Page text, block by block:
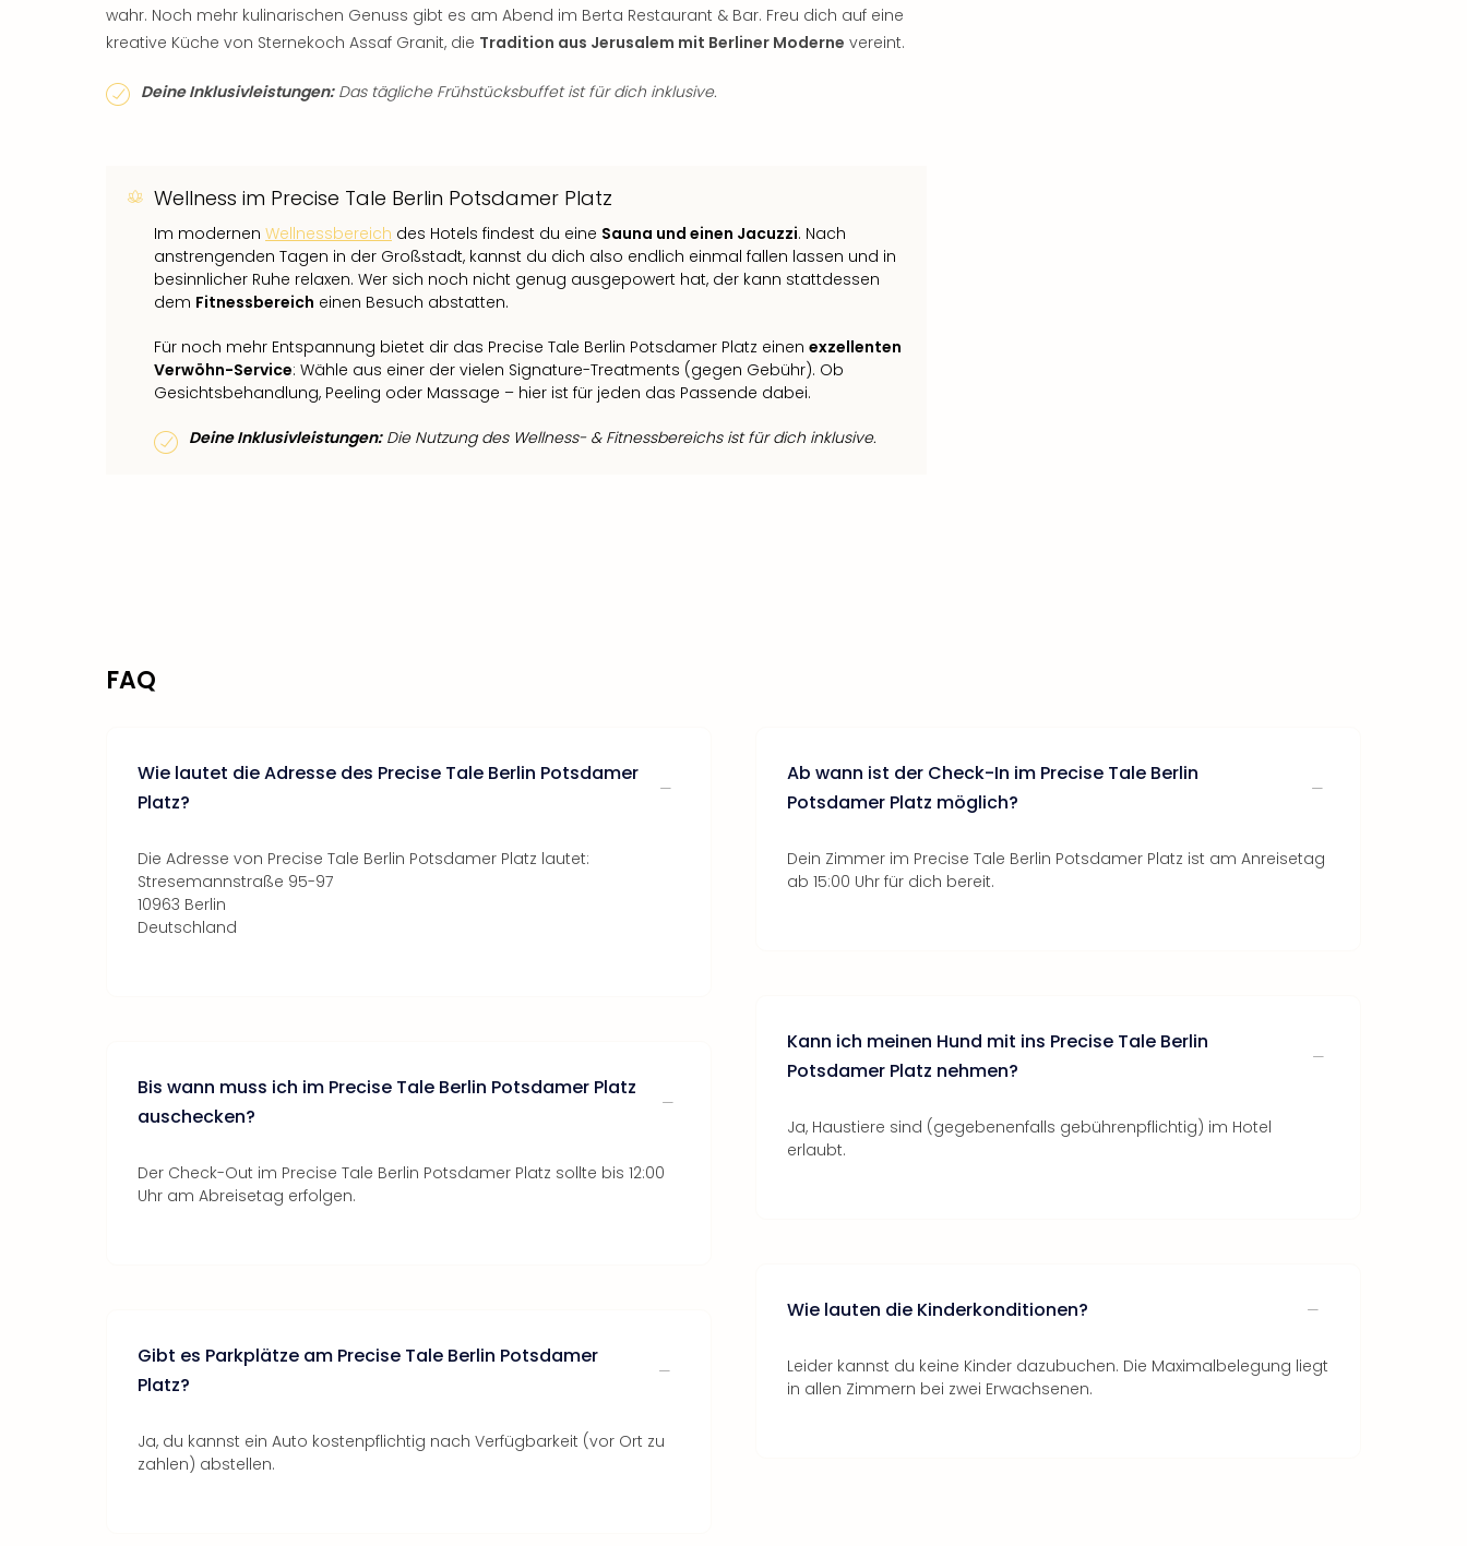
wahr. Noch mehr kulinarischen Genuss gibt es am Abend im Berta Restaurant & Bar. Freu dich auf eine
kreative Küche von Sternekoch Assaf Granit, die Tradition aus Jerusalem mit Berliner Moderne vereint.
Deine Inklusivleistungen:Das tägliche Frühstücksbuffet ist für dich inklusive.
Wellness im Precise Tale Berlin Potsdamer Platz
Im modernen Wellnessbereich des Hotels findest du eine Sauna und einen Jacuzzi. Nach
anstrengenden Tagen in der Großstadt, kannst du dich also endlich einmal fallen lassen und in
besinnlicher Ruhe relaxen. Wer sich noch nicht genug ausgepowert hat, der kann stattdessen
dem Fitnessbereich einen Besuch abstatten.
Für noch mehr Entspannung bietet dir das Precise Tale Berlin Potsdamer Platz einen exzellenten
Verwöhn-Service: Wähle aus einer der vielen Signature-Treatments (gegen Gebühr). Ob
Gesichtsbehandlung, Peeling oder Massage – hier ist für jeden das Passende dabei.
Deine Inklusivleistungen:Die Nutzung des Wellness- & Fitnessbereichs ist für dich inklusive.
FAQ
Wie lautet die Adresse des Precise Tale Berlin Potsdamer
Platz?
Die Adresse von Precise Tale Berlin Potsdamer Platz lautet:
Stresemannstraße 95-97
10963 Berlin
Deutschland
Bis wann muss ich im Precise Tale Berlin Potsdamer Platz
auschecken?
Der Check-Out im Precise Tale Berlin Potsdamer Platz sollte bis 12:00
Uhr am Abreisetag erfolgen.
Gibt es Parkplätze am Precise Tale Berlin Potsdamer
Platz?
Ja, du kannst ein Auto kostenpflichtig nach Verfügbarkeit (vor Ort zu
zahlen) abstellen.
Ab wann ist der Check-In im Precise Tale Berlin
Potsdamer Platz möglich?
Dein Zimmer im Precise Tale Berlin Potsdamer Platz ist am Anreisetag
ab 15:00 Uhr für dich bereit.
Kann ich meinen Hund mit ins Precise Tale Berlin
Potsdamer Platz nehmen?
Ja, Haustiere sind (gegebenenfalls gebührenpflichtig) im Hotel
erlaubt.
Wie lauten die Kinderkonditionen?
Leider kannst du keine Kinder dazubuchen. Die Maximalbelegung liegt
in allen Zimmern bei zwei Erwachsenen.